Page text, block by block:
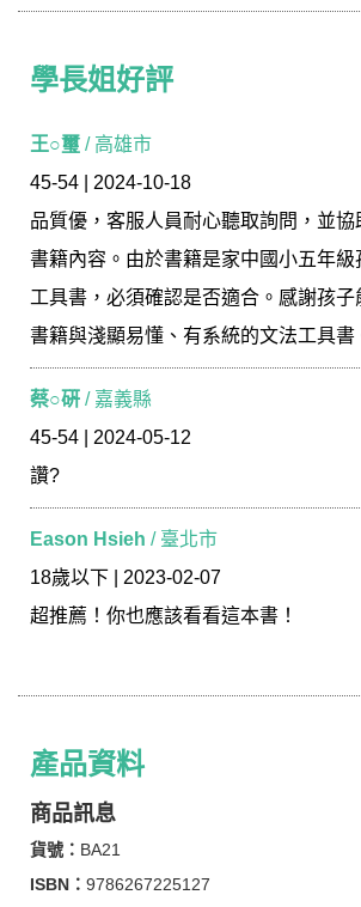
學長姐好評
王○璽 / 高雄市
45-54 | 2024-10-18
品質優，客服人員耐心聽取詢問，並協
書籍內容。由於書籍是家中國小五年級
工具書，必須確認是否適合。感謝孩
書籍與淺顯易懂、有系統的文法工具書
蔡○硏 / 嘉義縣
45-54 | 2024-05-12
讚?
Eason Hsieh / 臺北市
18歲以下 | 2023-02-07
超推薦！你也應該看看這本書！
產品資料
商品訊息
貨號： BA21
ISBN： 9786267225127